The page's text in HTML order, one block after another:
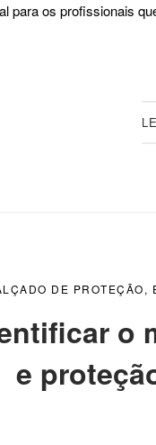
para os profissionais
DE PROTEÇÃO,
o
e